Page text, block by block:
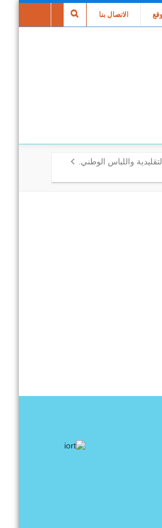
الاتصال بنا
واللباس الوطني.